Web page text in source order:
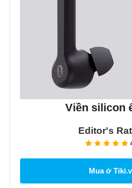
Viền silicon
Editor's
Mua ở